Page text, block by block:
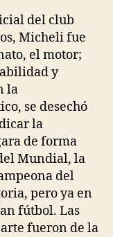
del club
Micheli fue
el motor;
y
la
se desechó
la
de forma
Mundial, la
del
pero ya en
fútbol. Las
fueron de la